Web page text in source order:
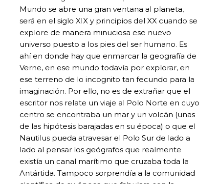
Mundo se abre una gran ventana al planeta,
será en el siglo XIX y principios del XX cuando se
explore de manera minuciosa ese nuevo
universo puesto a los pies del ser humano. Es
ahí en donde hay que enmarcar la geografía de
Verne, en ese mundo todavía por explorar, en
ese terreno de lo incognito tan fecundo para la
imaginación. Por ello, no es de extrañar que el
escritor nos relate un viaje al Polo Norte en cuyo
centro se encontraba un mar y un volcán (unas
de las hipótesis barajadas en su época) o que el
Nautilus pueda atravesar el Polo Sur de lado a
lado al pensar los geógrafos que realmente
existía un canal marítimo que cruzaba toda la
Antártida. Tampoco sorprendía a la comunidad